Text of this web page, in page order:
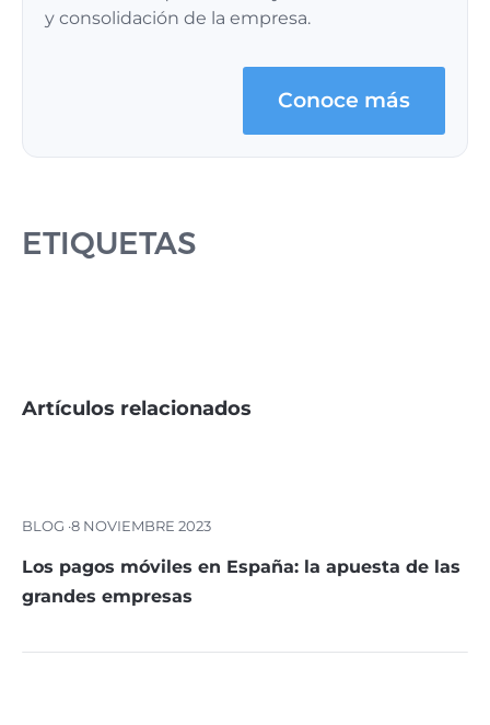
y consolidación de la empresa.
Conoce más
ETIQUETAS
Artículos relacionados
BLOG ·8 NOVIEMBRE 2023
Los pagos móviles en España: la apuesta de las
grandes empresas